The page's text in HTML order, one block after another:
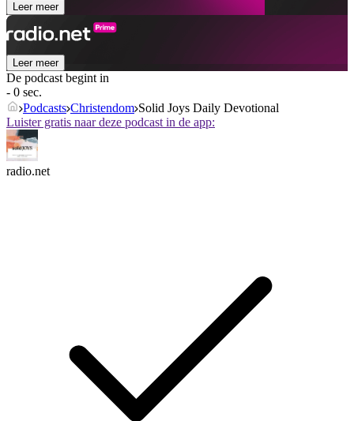
Leer meer
Leer meer
De podcast begint in
- 0 sec.
Podcasts Christendom Solid Joys Daily Devotional
Luister gratis naar deze podcast in de app:
radio.net